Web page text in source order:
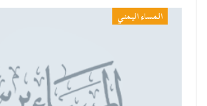
المساء اليمني